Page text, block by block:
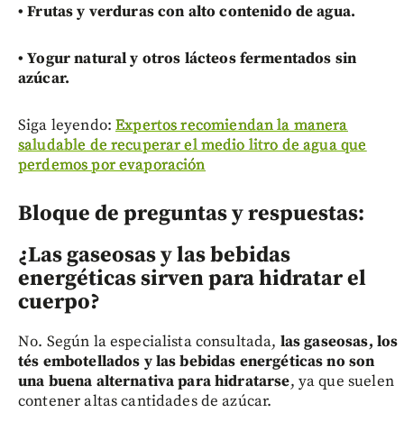
•Frutas y verduras con alto contenido de agua.
•Yogur natural y otros lácteos fermentados sin
azúcar.
Siga leyendo:Expertos recomiendan la manera
saludable de recuperar el medio litro de agua que
perdemos por evaporación
Bloque de preguntas y respuestas:
¿Las gaseosas y las bebidas
energéticas sirven para hidratar el
cuerpo?
No. Según la especialista consultada, las gaseosas, los
tés embotellados y las bebidas energéticas no son
una buena alternativa para hidratarse, ya que suelen
contener altas cantidades de azúcar.